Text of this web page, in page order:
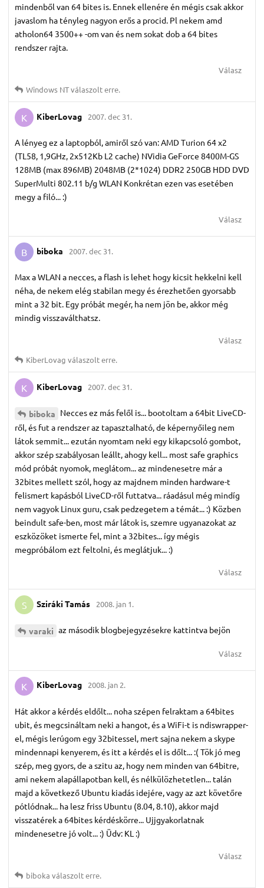
mindenből van 64 bites is. Ennek ellenére én mégis csak akkor
javaslom ha tényleg nagyon erős a procid. Pl nekem amd
atholon64 3500++ -om van és nem sokat dob a 64 bites
rendszer rajta.
Válasz
Windows NTválaszolt erre.
K KiberLovag 2007. dec 31.
A lényeg ez a laptopból, amiről szó van: AMD Turion 64 x2
(TL58, 1,9GHz, 2x512Kb L2 cache) NVidia GeForce 8400M-GS
128MB (max 896MB) 2048MB (2*1024) DDR2 250GB HDD DVD
SuperMulti 802.11 b/g WLAN Konkrétan ezen vas esetében
megy a filó... :)
Válasz
B biboka 2007. dec 31.
Max a WLAN a necces, a flash is lehet hogy kicsit hekkelni kell
néha, de nekem elég stabilan megy és érezhetően gyorsabb
mint a 32 bit. Egy próbát megér, ha nem jön be, akkor még
mindig visszaválthatsz.
Válasz
KiberLovag válaszolt erre.
K KiberLovag 2007. dec 31.
biboka Necces ez más felől is... bootoltam a 64bit LiveCD-
ről, és fut a rendszer az tapasztalható, de képernyőileg nem
látok semmit... ezután nyomtam neki egy kikapcsoló gombot,
akkor szép szabályosan leállt, ahogy kell... most safe graphics
mód próbát nyomok, meglátom... az mindenesetre már a
32bites mellett szól, hogy az majdnem minden hardware-t
felismert kapásból LiveCD-ről futtatva... ráadásul még mindíg
nem vagyok Linux guru, csak pedzegetem a témát... :) Közben
beindult safe-ben, most már látok is, szemre ugyanazokat az
eszközöket ismerte fel, mint a 32bites... így mégis
megpróbálom ezt feltolni, és meglátjuk... :)
Válasz
S Sziráki Tamás 2008. jan 1.
varaki az második blogbejegyzésekre kattintva bejön
Válasz
K KiberLovag 2008. jan 2.
Hát akkor a kérdés eldőlt... noha szépen felraktam a 64bites
ubit, és megcsináltam neki a hangot, és a WiFi-t is ndiswrapper-
el, mégis lerúgom egy 32bitessel, mert sajna nekem a skype
mindennapi kenyerem, és itt a kérdés el is dőlt... :( Tök jó meg
szép, meg gyors, de a szitu az, hogy nem minden van 64bitre,
ami nekem alapállapotban kell, és nélkülözhetetlen... talán
majd a következő Ubuntu kiadás idejére, vagy az azt követőre
pótlódnak... ha lesz friss Ubuntu (8.04, 8.10), akkor majd
visszatérek a 64bites kérdéskörre... Ujjgyakorlatnak
mindenesetre jó volt... :) Üdv: KL :)
Válasz
biboka válaszolt erre.